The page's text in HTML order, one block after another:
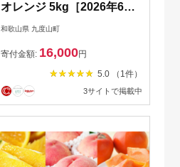
オレンジ 5kg［2026年6月
下旬頃～2026年7月上旬頃
和歌山県 九度山町
寄付金額: 16,000円
5.0 （1件）
3サイトで掲載中